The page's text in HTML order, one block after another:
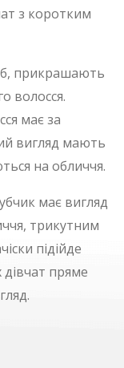
з коротким
прикрашають
волосся.
має за
вигляд мають
на обличчя.
має вигляд
трикутним
підійде
дівчат пряме